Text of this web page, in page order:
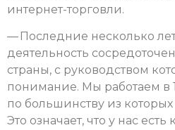
интернет-торговли.
— Последние несколько
деятельность
страны, с руководством
понимание. Мы работаем в
по большинству из
Это означает, что у нас